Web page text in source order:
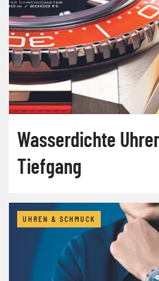
Wasserdichte
Tiefgang
UHREN & SCHMUCK